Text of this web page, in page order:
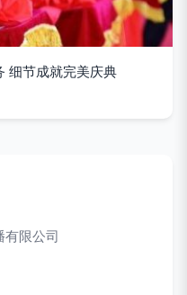
细节成就完美庆典
有限公司